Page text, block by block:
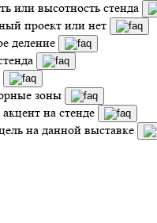
или высотность стенда
проект или нет
деление
зоны
на стенде
на данной выставке